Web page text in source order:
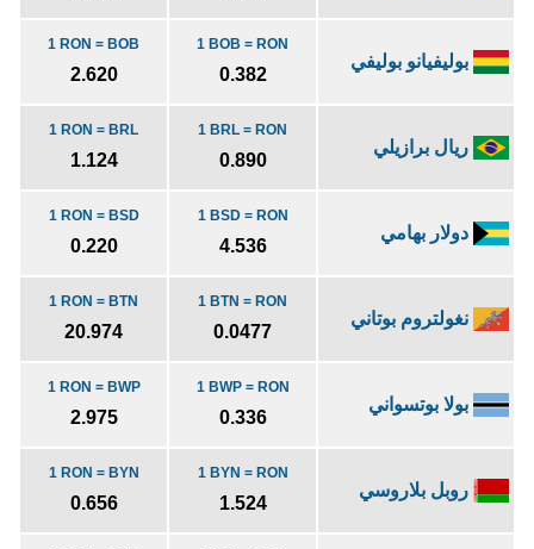
بوليفيانو بوليفي
1 BOB = RON
0.382
1 RON = BOB
2.620
ريال برازيلي
1 BRL = RON
0.890
1 RON = BRL
1.124
دولار بهامي
1 BSD = RON
4.536
1 RON = BSD
0.220
نغولتروم بوتاني
1 BTN = RON
0.0477
1 RON = BTN
20.974
بولا بوتسواني
1 BWP = RON
0.336
1 RON = BWP
2.975
روبل بلاروسي
1 BYN = RON
1.524
1 RON = BYN
0.656